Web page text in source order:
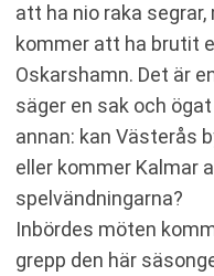
att ha nio raka
kommer att ha brutit
Oskarshamn. Det är
säger en sak och
annan: kan Västerås
eller kommer Kalmar
spelvändningarna?
Inbördes möten
grepp den här